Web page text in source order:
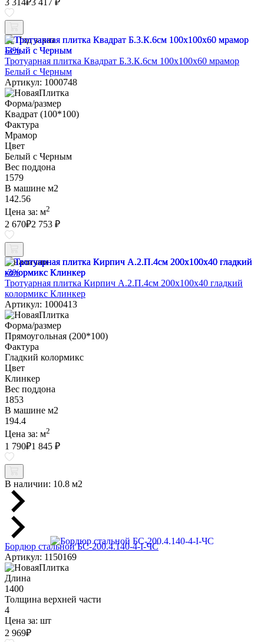
Под заказ
-3%
Тротуарная плитка Квадрат Б.3.К.6см 100х100х60 мрамор
Белый с Черным
Артикул: 1000748
Форма/размер
Квадрат (100*100)
Фактура
Мрамор
Цвет
Белый с Черным
Вес поддона
1579
В машине м2
142.56
Цена за: м2
2 670₽2 753 ₽
В наличии
-3%
Тротуарная плитка Кирпич А.2.П.4см 200х100х40 гладкий
колормикс Клинкер
Артикул: 1000413
Форма/размер
Прямоугольная (200*100)
Фактура
Гладкий колормикс
Цвет
Клинкер
Вес поддона
1853
В машине м2
194.4
Цена за: м2
1 790₽1 845 ₽
В наличии: 10.8 м2
Бордюр стальной БС-200.4.140-4-I-ЧС
Артикул: 1150169
Длина
1400
Толщина верхней части
4
Цена за: шт
2 969₽